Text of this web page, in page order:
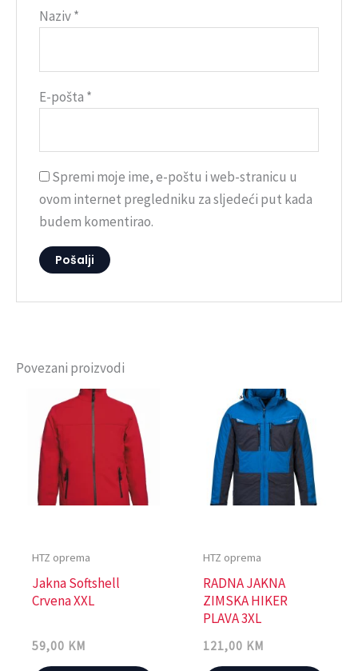
Naziv*
E-pošta *
Spremi moje ime, e-poštu i web-stranicu u
ovom internet pregledniku za sljedeći put kada
budem komentirao.
Povezani proizvodi
HTZ oprema
Jakna Softshell
Crvena XXL
59,00 KM
HTZ oprema
RADNA JAKNA
ZIMSKA HIKER
PLAVA 3XL
121,00 KM